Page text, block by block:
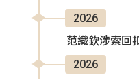
2026
范織欽涉索回
2026